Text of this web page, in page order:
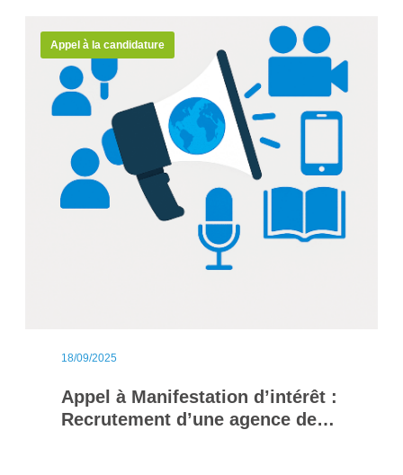
Appel à la candidature
18/09/2025
Appel à Manifestation d’intérêt :
Recrutement d’une agence de